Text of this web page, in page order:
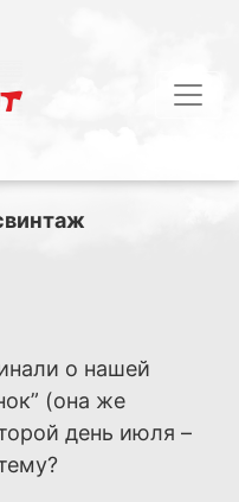
о нашей
(она же
день июля –